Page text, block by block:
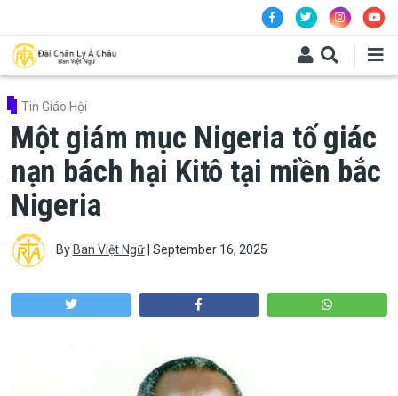
Tin Giáo Hội
Một giám mục Nigeria tố giác
nạn bách hại Kitô tại miền bắc
Nigeria
By Ban Việt Ngữ| September 16, 2025